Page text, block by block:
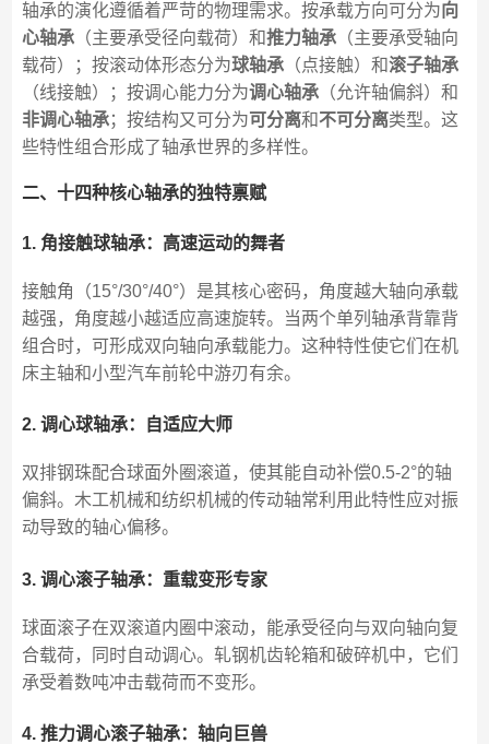
轴承的演化遵循着严苛的物理需求。按承载方向可分为向
心轴承（主要承受径向载荷）和推力轴承（主要承受轴向
载荷）；按滚动体形态分为球轴承（点接触）和滚子轴承
（线接触）；按调心能力分为调心轴承（允许轴偏斜）和
非调心轴承；按结构又可分为可分离和不可分离类型。这
些特性组合形成了轴承世界的多样性。
二、十四种核心轴承的独特禀赋
1. 角接触球轴承：高速运动的舞者
接触角（15°/30°/40°）是其核心密码，角度越大轴向承载
越强，角度越小越适应高速旋转。当两个单列轴承背靠背
组合时，可形成双向轴向承载能力。这种特性使它们在机
床主轴和小型汽车前轮中游刃有余。
2. 调心球轴承：自适应大师
双排钢珠配合球面外圈滚道，使其能自动补偿0.5-2°的轴
偏斜。木工机械和纺织机械的传动轴常利用此特性应对振
动导致的轴心偏移。
3. 调心滚子轴承：重载变形专家
球面滚子在双滚道内圈中滚动，能承受径向与双向轴向复
合载荷，同时自动调心。轧钢机齿轮箱和破碎机中，它们
承受着数吨冲击载荷而不变形。
4. 推力调心滚子轴承：轴向巨兽